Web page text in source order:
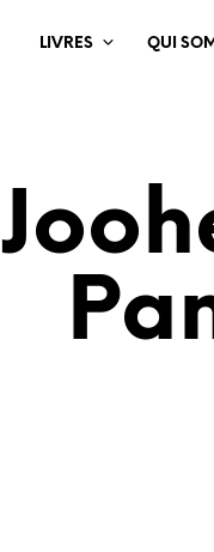
LIVRES QUI